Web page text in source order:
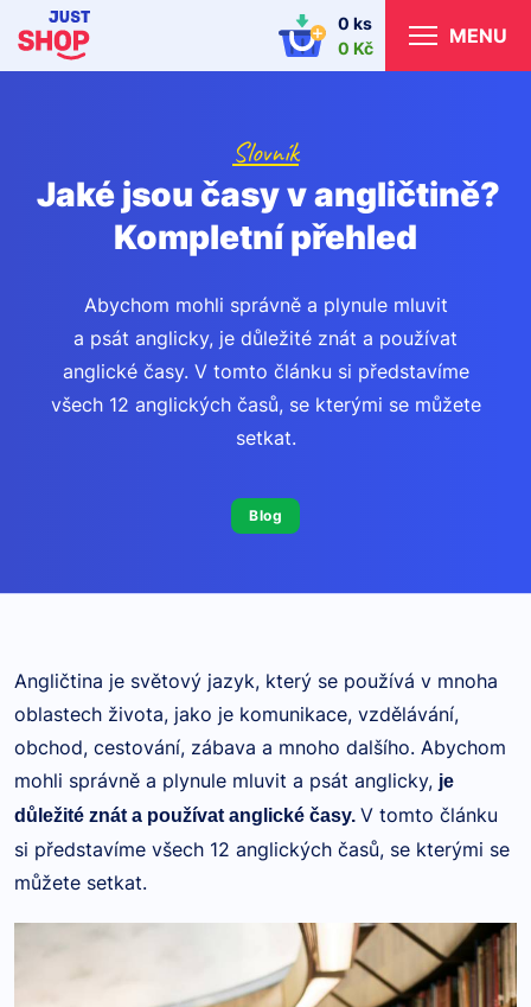
0 ks
0 Kč
MENU
Slovník
Jaké jsou časy v angličtině?
Kompletní přehled
Abychom mohli správně a plynule mluvit
a psát anglicky, je důležité znát a používat
anglické časy. V tomto článku si představíme
všech 12 anglických časů, se kterými se můžete
setkat.
Blog
Angličtina je světový jazyk, který se používá v mnoha
oblastech života, jako je komunikace, vzdělávání,
obchod, cestování, zábava a mnoho dalšího. Abychom
mohli správně a plynule mluvit a psát anglicky, je
důležité znát a používat anglické časy. V tomto článku
si představíme všech 12 anglických časů, se kterými se
můžete setkat.